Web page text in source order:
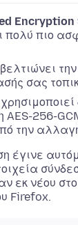
πολύ πιο
σας
256-
την
έγινε
εκ νέου
Firefox.